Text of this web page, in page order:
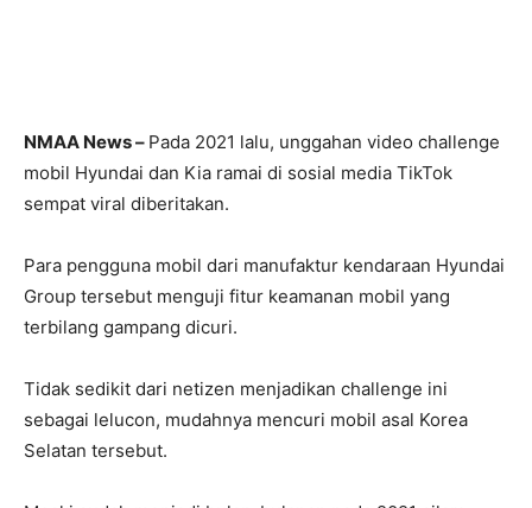
NMAA News – Pada 2021 lalu, unggahan video challenge
mobil Hyundai dan Kia ramai di sosial media TikTok
sempat viral diberitakan.
Para pengguna mobil dari manufaktur kendaraan Hyundai
Group tersebut menguji fitur keamanan mobil yang
terbilang gampang dicuri.
Tidak sedikit dari netizen menjadikan challenge ini
sebagai lelucon, mudahnya mencuri mobil asal Korea
Selatan tersebut.